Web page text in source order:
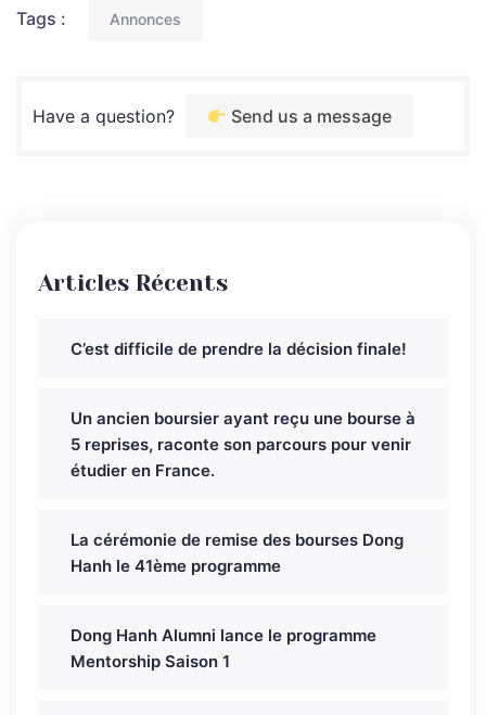
Tags : Annonces
Have a question? Send us a message
Articles Récents
C’est difficile de prendre la décision finale!
Un ancien boursier ayant reçu une bourse à
5 reprises, raconte son parcours pour venir
étudier en France.
La cérémonie de remise des bourses Dong
Hanh le 41ème programme
Dong Hanh Alumni lance le programme
Mentorship Saison 1